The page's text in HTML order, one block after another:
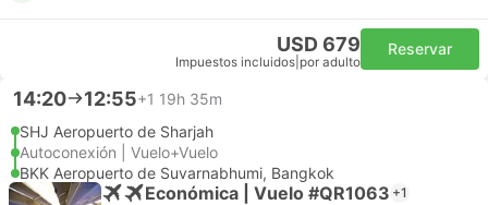
USD 679
Impuestos incluidos por adulto
Reservar
14:20 12:55+1 19h 35m
SHJ Aeropuerto de Sharjah
Autoconexión | Vuelo+Vuelo
BKK Aeropuerto de Suvarnabhumi, Bangkok
Económica | Vuelo #QR1063 +1